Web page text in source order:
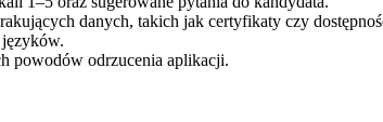
danych, takich jak certyfikaty czy
powodów odrzucenia aplikacji.